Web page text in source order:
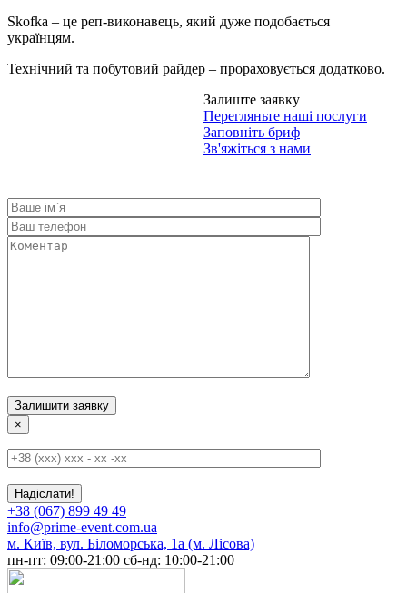
Skofka – це реп-виконавець, який дуже подобається
українцям.
Технічний та побутовий райдер – прораховується додатково.
Залиште заявку
Перегляньте наші послуги
Заповніть бриф
Зв'яжіться з нами
×
+38 (067) 899 49 49
info@prime-event.com.ua
м. Київ, вул. Біломорська, 1а (м. Лісова)
пн-пт: 09:00-21:00 сб-нд: 10:00-21:00